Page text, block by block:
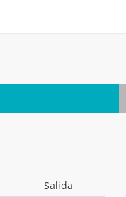
Salida